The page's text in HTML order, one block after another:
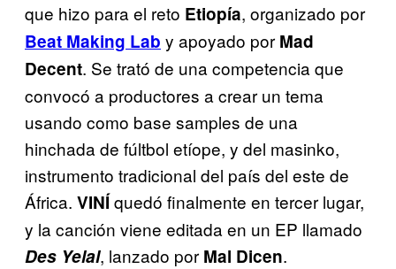
que hizo para el reto Etiopía, organizado por
Beat Making Lab y apoyado por Mad
Decent. Se trató de una competencia que
convocó a productores a crear un tema
usando como base samples de una
hinchada de fúltbol etíope, y del masinko,
instrumento tradicional del país del este de
África. VINÍquedó finalmente en tercer lugar,
y la canción viene editada en un EP llamado
Des Yelal, lanzado por Mal Dicen.